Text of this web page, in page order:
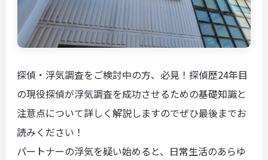
探偵・浮気調査をご検討中の方、必見！探偵歴24年目
の現役探偵が浮気調査を成功させるための基礎知識と
注意点について詳しく解説しますのでぜひ最後までお
読みください！
パートナーの浮気を疑い始めると、日常生活のあらゆ